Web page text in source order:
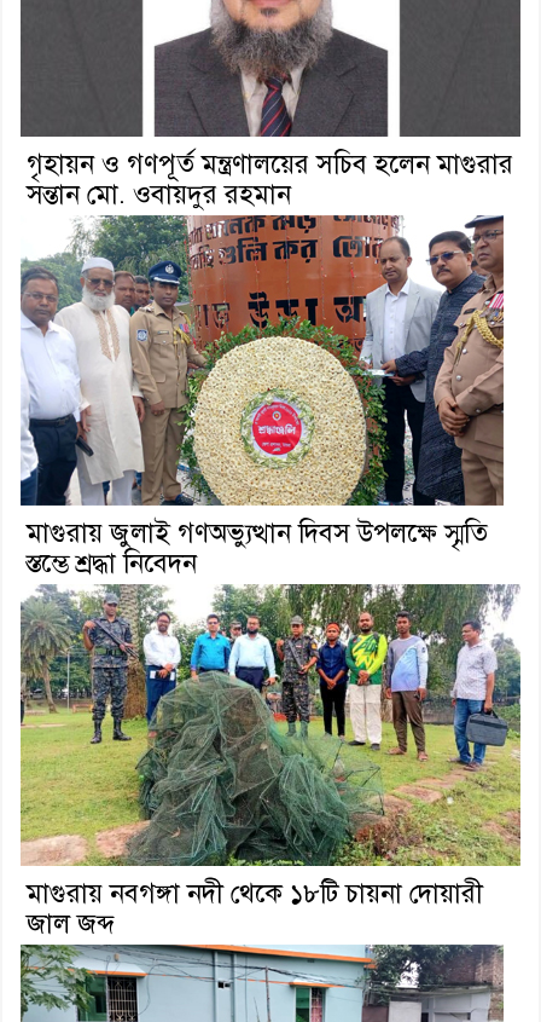
গৃহায়ন ও গণপূর্ত মন্ত্রণালয়ের সচিব হলেন মাগুরার
সন্তান মো. ওবায়দুর রহমান
মাগুরায় জুলাই গণঅভ্যুত্থান দিবস উপলক্ষে স্মৃতি
স্তম্ভে শ্রদ্ধা নিবেদন
মাগুরায় নবগঙ্গা নদী থেকে ১৮টি চায়না দোয়ারী
জাল জব্দ